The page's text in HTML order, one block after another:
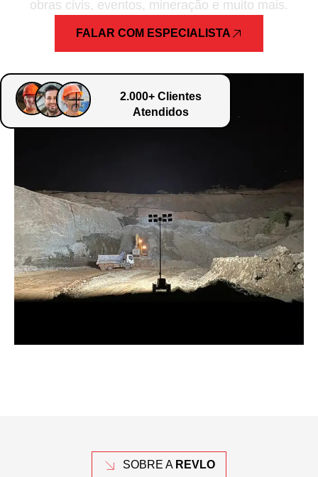
obras civis, eventos, mineração e muito mais.
FALAR COM ESPECIALISTA
2.000+ Clientes
Atendidos
SOBRE A REVLO